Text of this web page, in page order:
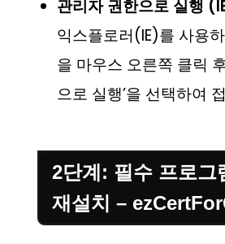
관리자 권한으로 실행
익스플로러(IE)를 사용
을 마우스 오른쪽 클릭
으로 실행’을 선택하여
2단계: 필수 프로그
재설치 –